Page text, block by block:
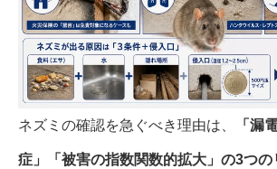
ネズミの確認を急ぐべき理由は、 「漏
症」「被害の指数関数的拡大」の3つの